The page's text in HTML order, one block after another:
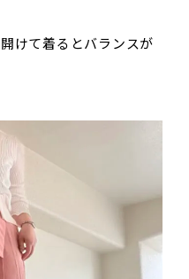
けて着るとバランスが